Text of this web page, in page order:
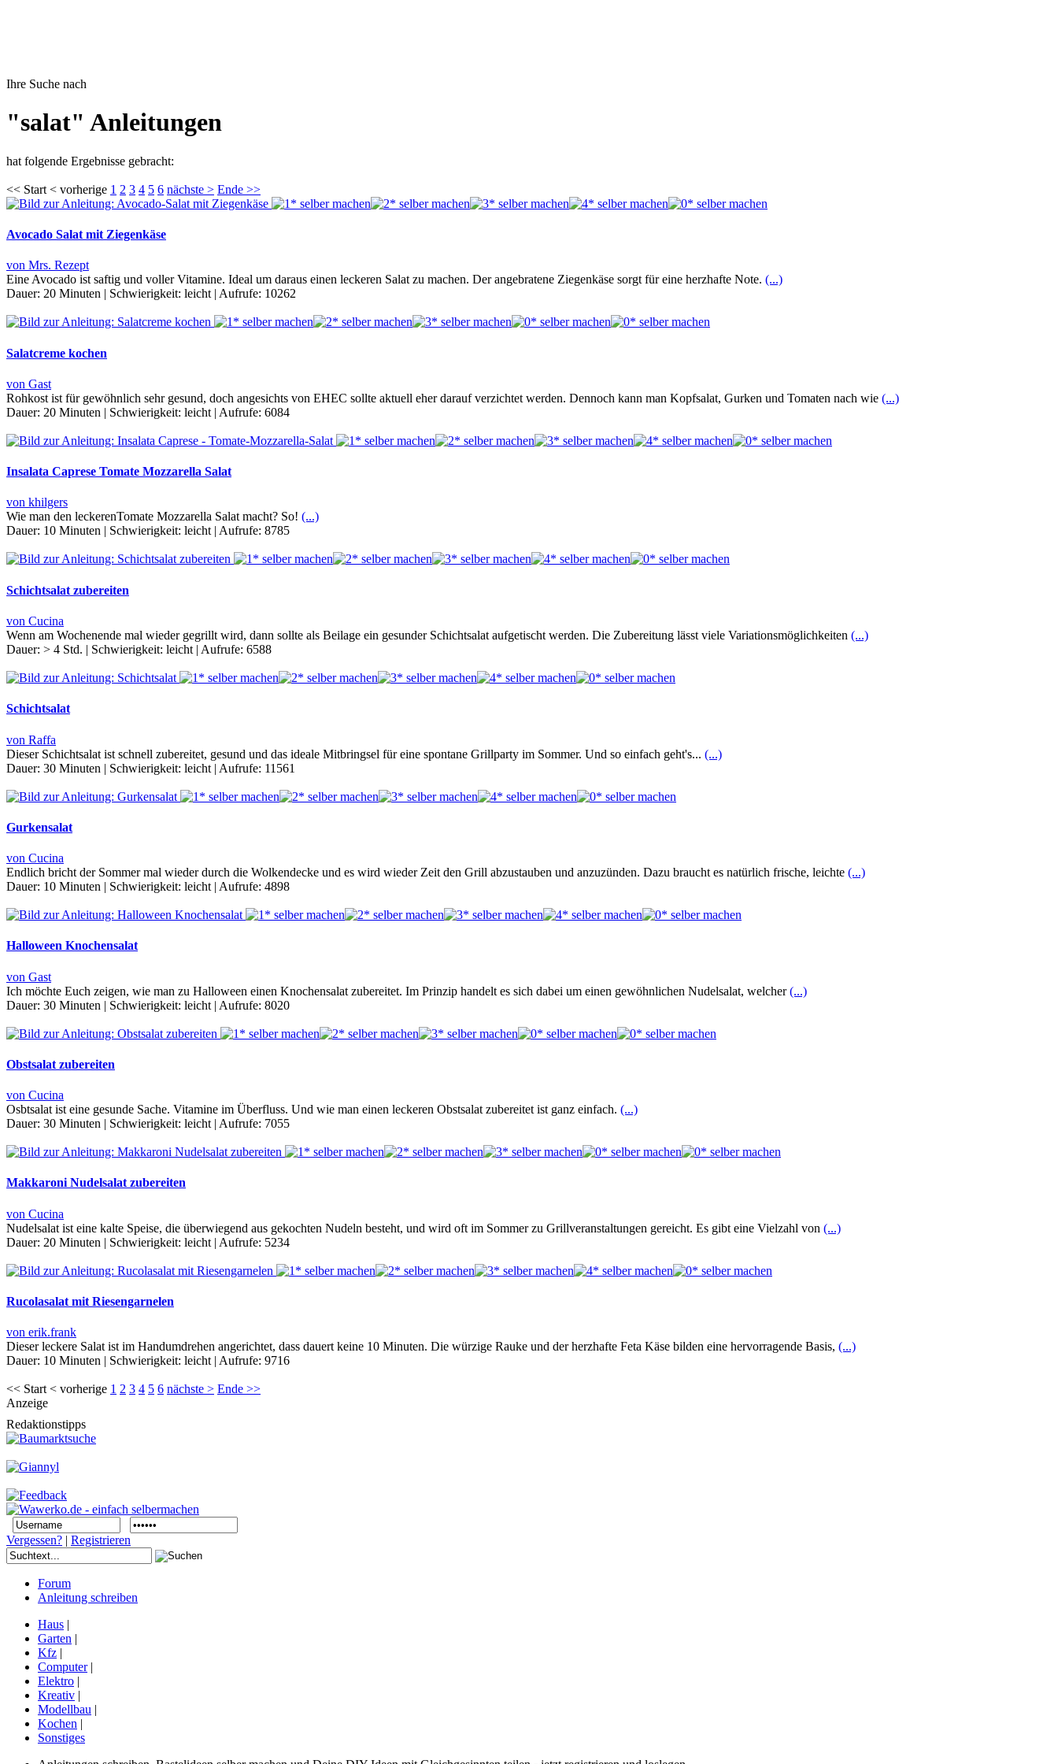
Ihre Suche nach
"salat" Anleitungen
hat folgende Ergebnisse gebracht:
<< Start < vorherige 1 2 3 4 5 6 nächste > Ende >>
Avocado Salat mit Ziegenkäse
von Mrs. Rezept
Eine Avocado ist saftig und voller Vitamine. Ideal um daraus einen leckeren Salat zu machen. Der angebratene Ziegenkäse sorgt für eine herzhafte Note. (...)
Dauer: 20 Minuten | Schwierigkeit: leicht | Aufrufe: 10262
Salatcreme kochen
von Gast
Rohkost ist für gewöhnlich sehr gesund, doch angesichts von EHEC sollte aktuell eher darauf verzichtet werden. Dennoch kann man Kopfsalat, Gurken und Tomaten nach wie (...)
Dauer: 20 Minuten | Schwierigkeit: leicht | Aufrufe: 6084
Insalata Caprese Tomate Mozzarella Salat
von khilgers
Wie man den leckerenTomate Mozzarella Salat macht? So! (...)
Dauer: 10 Minuten Schwierigkeit: leicht Aufrufe: 8785
Schichtsalat zubereiten
von Cucina
Wenn am Wochenende mal wieder gegrillt wird, dann sollte als Beilage ein gesunder Schichtsalat aufgetischt werden. Die Zubereitung lässt viele Variationsmöglichkeiten (...)
Dauer: > 4 Std. | Schwierigkeit: leicht | Aufrufe: 6588
Schichtsalat
von Raffa
Dieser Schichtsalat ist schnell zubereitet, gesund und das ideale Mitbringsel für eine spontane Grillparty im Sommer. Und so einfach geht's... (...)
Dauer: 30 Minuten | Schwierigkeit: leicht | Aufrufe: 11561
Gurkensalat
von Cucina
Endlich bricht der Sommer mal wieder durch die Wolkendecke und es wird wieder Zeit den Grill abzustauben und anzuzünden. Dazu braucht es natürlich frische, leichte (...)
Dauer: 10 Minuten | Schwierigkeit: leicht | Aufrufe: 4898
Halloween Knochensalat
von Gast
Ich möchte Euch zeigen, wie man zu Halloween einen Knochensalat zubereitet. Im Prinzip handelt es sich dabei um einen gewöhnlichen Nudelsalat, welcher(...)
Dauer: 30 Minuten | Schwierigkeit: leicht | Aufrufe: 8020
Obstsalat zubereiten
von Cucina
Osbtsalat ist eine gesunde Sache. Vitamine im Überfluss. Und wie man einen leckeren Obstsalat zubereitet ist ganz einfach. (...)
Dauer: 30 Minuten | Schwierigkeit: leicht | Aufrufe: 7055
Makkaroni Nudelsalat zubereiten
von Cucina
Nudelsalat ist eine kalte Speise, die überwiegend aus gekochten Nudeln besteht, und wird oft im Sommer zu Grillveranstaltungen gereicht. Es gibt eine Vielzahl von (...)
Dauer: 20 Minuten | Schwierigkeit: leicht | Aufrufe: 5234
Rucolasalat mit Riesengarnelen
von erik.frank
Dieser leckere Salat ist im Handumdrehen angerichtet, dass dauert keine 10 Minuten. Die würzige Rauke und der herzhafte Feta Käse bilden eine hervorragende Basis, (...)
Dauer: 10 Minuten | Schwierigkeit: leicht | Aufrufe: 9716
<< Start < vorherige 1 2 3 4 5 6 nächste > Ende >>
Anzeige
Redaktionstipps
Vergessen? | Registrieren
Forum
Anleitung schreiben
Haus |
Garten |
Kfz |
Computer|
Elektro |
Kreativ |
Modellbau |
Kochen |
Sonstiges